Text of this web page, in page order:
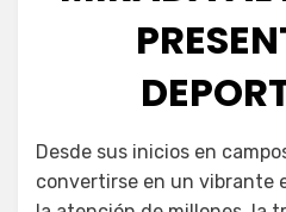
Desde sus inicios en
convertirse en un vibrante